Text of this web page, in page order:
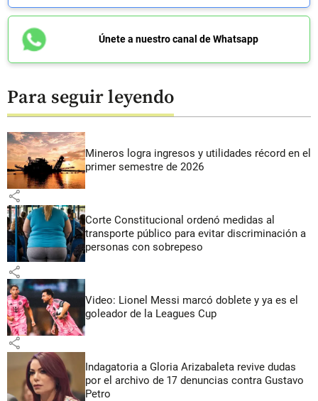
Únete a nuestro canal de Whatsapp
Para seguir leyendo
Mineros logra ingresos y utilidades récord en el
primer semestre de 2026
share
Corte Constitucional ordenó medidas al
transporte público para evitar discriminación a
personas con sobrepeso
share
Video: Lionel Messi marcó doblete y ya es el
goleador de la Leagues Cup
share
Indagatoria a Gloria Arizabaleta revive dudas
por el archivo de 17 denuncias contra Gustavo
Petro